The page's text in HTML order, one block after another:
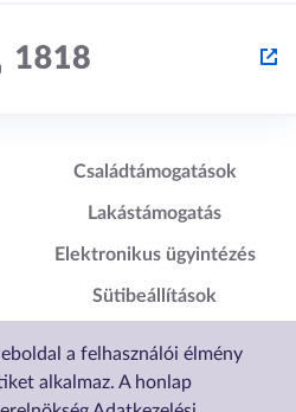
a felhasználói élmény
alkalmaz. A honlap
Lábléc2
Családtámogatások
Lakástámogatás
Elektronikus ügyintézés
Sütibeállítások